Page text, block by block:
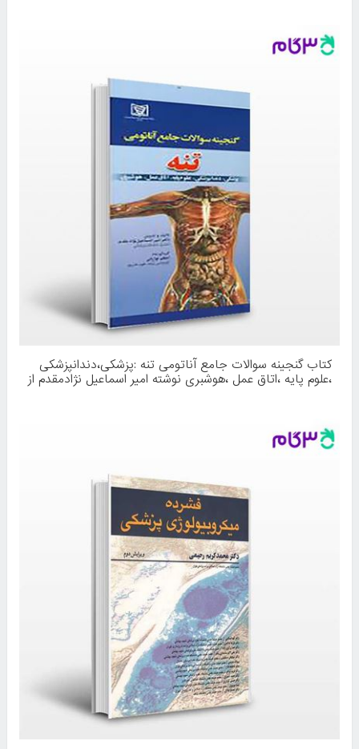
کتاب گنجینه سوالات جامع آناتومی تنه :پزشکی،دندانپزشکی
،علوم پایه ،اتاق عمل ،هوشبری نوشته امیر اسماعیل نژادمقدم از